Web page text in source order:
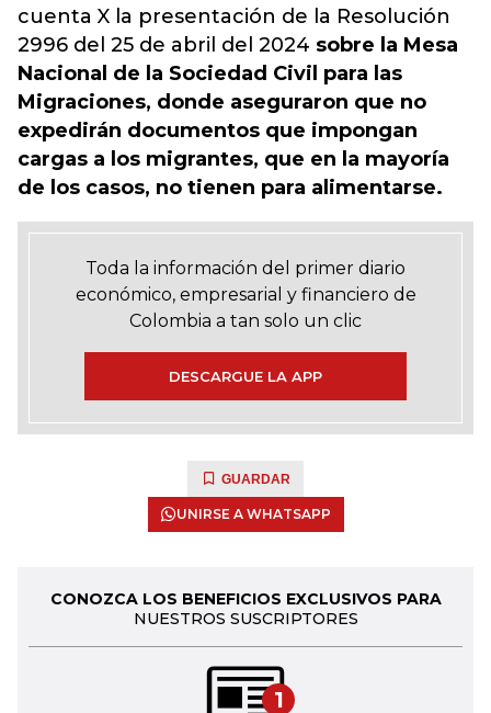
cuenta X la presentación de la Resolución
2996 del 25 de abril del 2024 sobre la Mesa
Nacional de la Sociedad Civil para las
Migraciones, donde aseguraron que no
expedirán documentos que impongan
cargas a los migrantes, que en la mayoría
de los casos, no tienen para alimentarse.
Toda la información del primer diario
económico, empresarial y financiero de
Colombia a tan solo un clic
DESCARGUE LA APP
GUARDAR
UNIRSE A WHATSAPP
CONOZCA LOS BENEFICIOS EXCLUSIVOS PARA
NUESTROS SUSCRIPTORES
1